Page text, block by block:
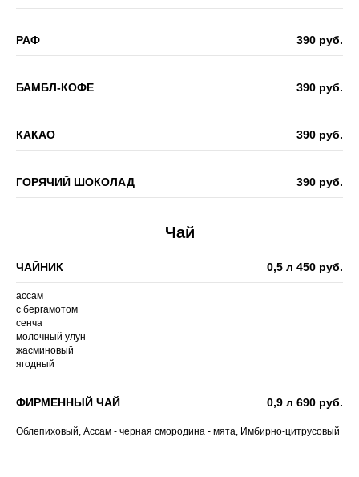
РАФ 390 руб.
БАМБЛ-КОФЕ 390 руб.
КАКАО 390 руб.
ГОРЯЧИЙ ШОКОЛАД 390 руб.
Чай
ЧАЙНИК 0,5 л 450 руб.
ассам
с бергамотом
сенча
молочный улун
жасминовый
ягодный
ФИРМЕННЫЙ ЧАЙ 0,9 л 690 руб.
Облепиховый, Ассам - черная смородина - мята, Имбирно-цитрусовый